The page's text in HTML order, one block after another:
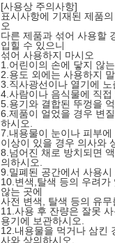
[사용상 주의사항]
표시사항에 기재된 제품
오
다른 제품과 섞어 사용할
입힐 수 있으니
섞어 사용하지 마시오
1.어린이의 손에 닿지 않
2.용도 외에는 사용하지 말
3.직사광선이나 열기에 노
4.사람이나 음식물에 직접
5.용기와 결합된 뚜껑을
6.제품이 얼었을 경우 변
하시오.
7.내용물이 눈이나 피부
이상이 있을 경우 의사와
8.넘어진 채로 방치되면
의하시오.
9.밀폐된 공간에서 사용시
10.변색,탈색 등의 우려가
않는 곳에
사전 변색, 탈색 등의 유무
11.사용 후 잔량은 잘못
용기에 보관하시오.
12.내용물을 먹거나 삼킨
사와 상의하시오.